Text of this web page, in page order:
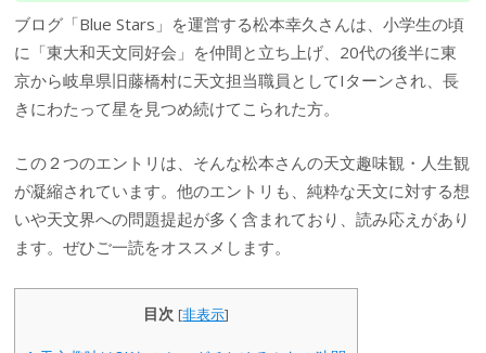
ブログ「Blue Stars」を運営する松本幸久さんは、小学生の頃
に「東大和天文同好会」を仲間と立ち上げ、20代の後半に東
京から岐阜県旧藤橋村に天文担当職員としてIターンされ、長
きにわたって星を見つめ続けてこられた方。
この２つのエントリは、そんな松本さんの天文趣味観・人生観
が凝縮されています。他のエントリも、純粋な天文に対する想
いや天文界への問題提起が多く含まれており、読み応えがあり
ます。ぜひご一読をオススメします。
目次 [非表示]